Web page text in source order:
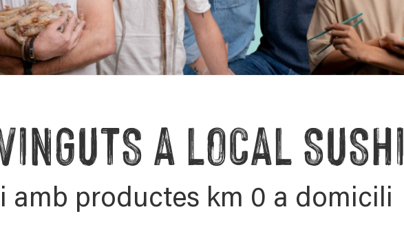
A LOCAL SUSHI
amb productes km 0 a domicili